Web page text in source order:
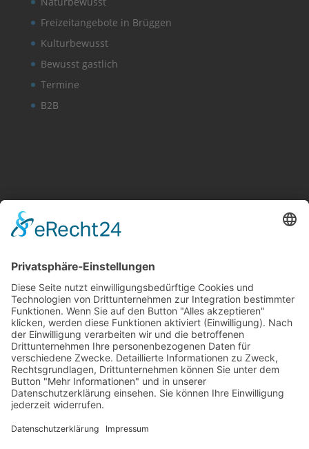
Freizeitangebote in Brüggen
Kulturbewusst
Bewusst gastlich
Termine
B2B
Kontakt Newsletter